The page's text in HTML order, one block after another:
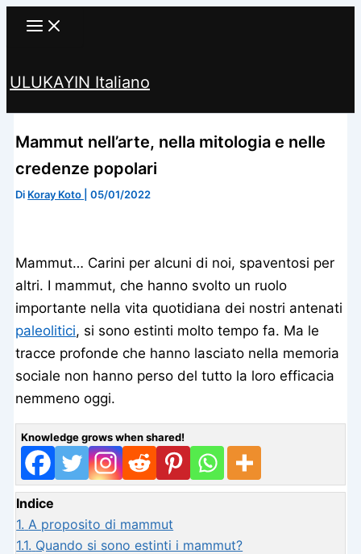
ULUKAYIN Italiano
Mammut nell’arte, nella mitologia e nelle
credenze popolari
Di Koray Koto |05/01/2022
Mammut… Carini per alcuni di noi, spaventosi per
altri. I mammut, che hanno svolto un ruolo
importante nella vita quotidiana dei nostri antenati
paleolitici, si sono estinti molto tempo fa. Ma le
tracce profonde che hanno lasciato nella memoria
sociale non hanno perso del tutto la loro efficacia
nemmeno oggi.
Knowledge grows when shared!
Indice
1. A proposito di mammut
1.1. Quando si sono estinti i mammut?